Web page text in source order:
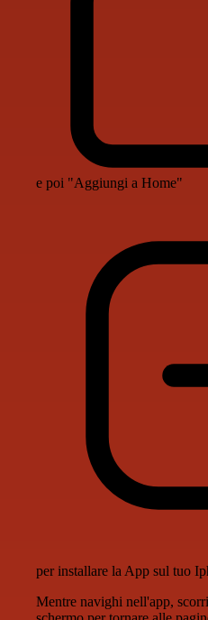
e poi "Aggiungi a Home"
per installare la App sul tuo
Mentre navighi nell'app,